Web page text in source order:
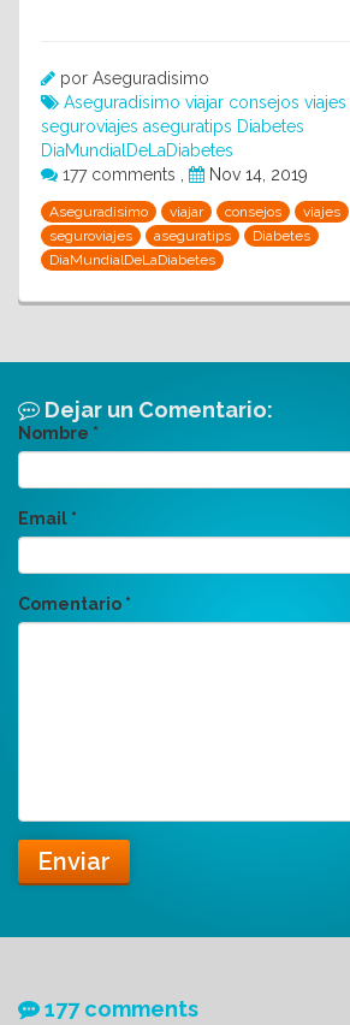
por Aseguradisimo
Aseguradisimo viajar consejos viajes
seguroviajes aseguratips Diabetes
DiaMundialDeLaDiabetes
177 comments
Nov 14, 2019
Aseguradisimo viajar consejos viajes
seguroviajes
aseguratips
Diabetes
DiaMundialDeLaDiabetes
Dejar un Comentario:
Nombre *
Email *
Comentario *
Enviar
177 comments